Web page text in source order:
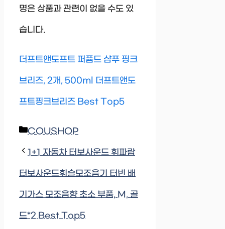
명은 상품과 관련이 없을 수도 있
습니다.
더프트앤도프트 퍼퓸드 샴푸 핑크
브리즈, 2개, 500ml 더프트앤도
프트핑크브리즈 Best Top5
Categories
COUSHOP
1+1 자동차 터보사운드 휘파람
터보사운드휘슬모조음기 터빈 배
기가스 모조음향 초소 부품, M, 골
드*2 Best Top5